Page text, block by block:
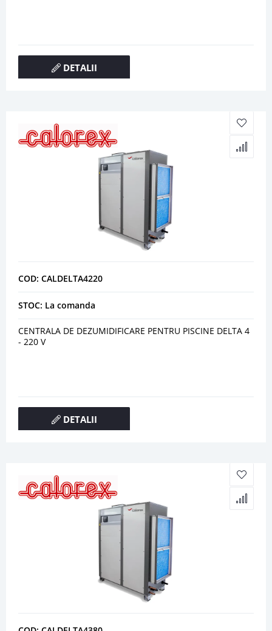
DETALII
COD: CALDELTA4220
STOC: La comanda
CENTRALA DE DEZUMIDIFICARE PENTRU PISCINE DELTA 4
- 220 V
DETALII